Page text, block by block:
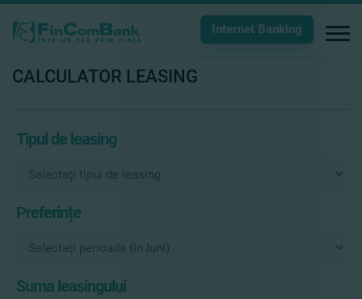
Internet Banking
CALCULATOR LEASING
Tipul de leasing
Preferințe
Suma leasingului